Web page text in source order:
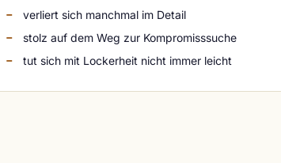
verliert sich manchmal im Detail
stolz auf dem Weg zur Kompromisssuche
tut sich mit Lockerheit nicht immer leicht